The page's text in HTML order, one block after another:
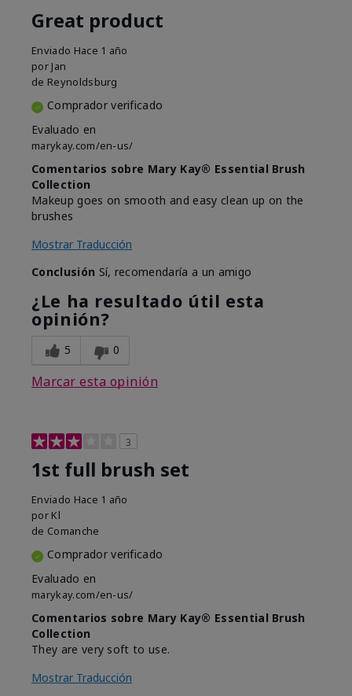
Great product
Enviado Hace 1 año
por Jan
de Reynoldsburg
Comprador verificado
Evaluado en
marykay.com/en-us/
Comentarios sobre Mary Kay® Essential Brush
Collection
Makeup goes on smooth and easy clean up on the
brushes
Mostrar Traducción
Conclusión Sí, recomendaría a un amigo
¿Le ha resultado útil esta
opinión?
5 0
Marcar esta opinión
3
1st full brush set
Enviado Hace 1 año
por Kl
de Comanche
Comprador verificado
Evaluado en
marykay.com/en-us/
Comentarios sobre Mary Kay® Essential Brush
Collection
They are very soft to use.
Mostrar Traducción